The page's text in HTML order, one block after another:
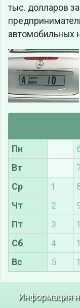
тыс. долларов
автомобильных
Пн
Вт
Ср
1
Чт
2
Пт
3
Сб
4
Вс
5
Информация